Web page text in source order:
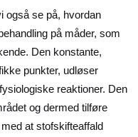
også se på, hvordan
på måder, som
Den konstante,
punkter, udløser
reaktioner. Den
og dermed tilføre
at stofskifteaffald